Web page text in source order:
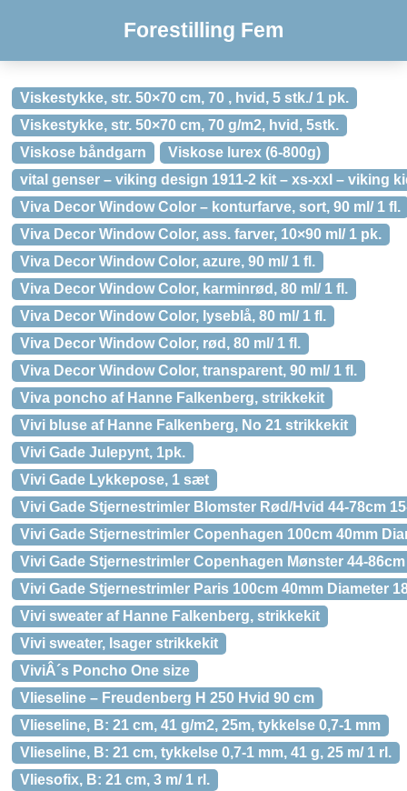
Forestilling Fem
Viskestykke, str. 50×70 cm, 70 , hvid, 5 stk./ 1 pk.
Viskestykke, str. 50×70 cm, 70 g/m2, hvid, 5stk.
Viskose båndgarn
Viskose lurex (6-800g)
vital genser – viking design 1911-2 kit – xs-xxl – viking
Viva Decor Window Color – konturfarve, sort, 90 ml/ 1 fl.
Viva Decor Window Color, ass. farver, 10×90 ml/ 1 pk.
Viva Decor Window Color, azure, 90 ml/ 1 fl.
Viva Decor Window Color, karminrød, 80 ml/ 1 fl.
Viva Decor Window Color, lyseblå, 80 ml/ 1 fl.
Viva Decor Window Color, rød, 80 ml/ 1 fl.
Viva Decor Window Color, transparent, 90 ml/ 1 fl.
Viva poncho af Hanne Falkenberg, strikkekit
Vivi bluse af Hanne Falkenberg, No 21 strikkekit
Vivi Gade Julepynt, 1pk.
Vivi Gade Lykkepose, 1 sæt
Vivi Gade Stjernestrimler Blomster Rød/Hvid 44-78cm
Vivi Gade Stjernestrimler Copenhagen 100cm 40mm
Vivi Gade Stjernestrimler Copenhagen Mønster 44-
Vivi Gade Stjernestrimler Paris 100cm 40mm Diameter
Vivi sweater af Hanne Falkenberg, strikkekit
Vivi sweater, Isager strikkekit
ViviÂ´s Poncho One size
Vlieseline – Freudenberg H 250 Hvid 90 cm
Vlieseline, B: 21 cm, 41 g/m2, 25m, tykkelse 0,7-1 mm
Vlieseline, B: 21 cm, tykkelse 0,7-1 mm, 41 g, 25 m/ 1 rl.
Vliesofix, B: 21 cm, 3 m/ 1 rl.